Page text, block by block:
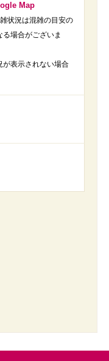
Map
状況は混雑の目安の
場合がございま
表示されない場合